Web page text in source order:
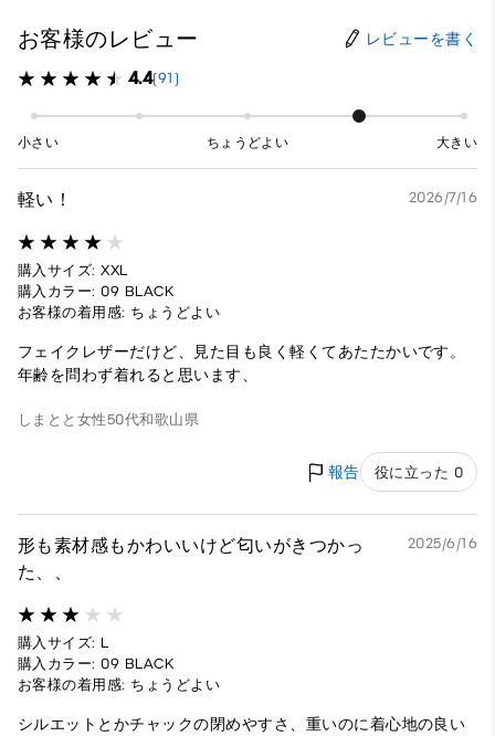
お客様のレビュー レビューを書く
4.4(91)
小さい ちょうどよい 大きい
軽い！ 2026/7/16
購入サイズ: XXL
購入カラー: 09 BLACK
お客様の着用感: ちょうどよい
フェイクレザーだけど、見た目も良く軽くてあたたかいです。
年齢を問わず着れると思います、
しまとと 女性50代和歌山県
報告 役に立った 0
形も素材感もかわいいけど匂いがきつかっ
た、、
2025/6/16
購入サイズ: L
購入カラー: 09 BLACK
お客様の着用感: ちょうどよい
シルエットとかチャックの閉めやすさ、重いのに着心地の良い